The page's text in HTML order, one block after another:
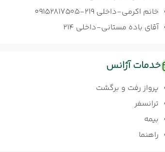
خانم اکرمی-داخلی 219-09152817505
آقای باده مستانی-داخلی 214
خدمات آژانس
پرواز رفت و برگشت
ترانسفر
بیمه
راهنما